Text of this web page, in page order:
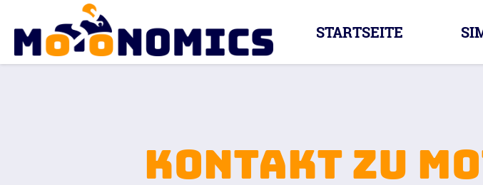
STARTSEITE
Kontakt zu